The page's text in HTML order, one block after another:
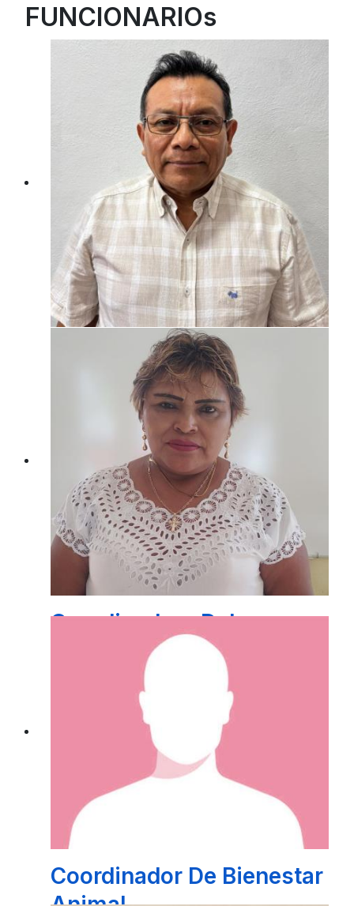
FUNCIONARIOs
Oficialia Mayor
LIC. JOSE MANUEL PAT TUK
Coordinadora Del
Comedor IndÍgena
Coordinador De Bienestar